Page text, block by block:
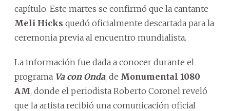
capítulo. Este martes se confirmó que la cantante
Meli Hicks quedó oficialmente descartada para la
ceremonia previa al encuentro mundialista.
La información fue dada a conocer durante el
programa Va con Onda, de Monumental 1080
AM, donde el periodista Roberto Coronel reveló
que la artista recibió una comunicación oficial